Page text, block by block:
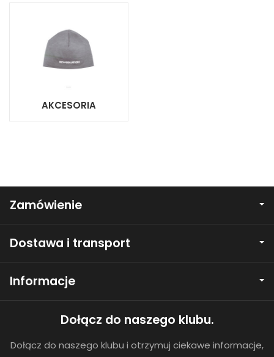
AKCESORIA
Zamówienie
Dostawa i transport
Informacje
Dołącz do naszego klubu.
Dołącz do naszego klubu i otrzymuj ciekawe informacje,